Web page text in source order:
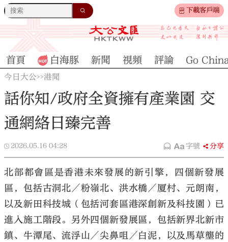
下載客戶端
首頁 白海豚 新聞 視頻 評論 Go
今日大公>>港聞
話你知/政府全資擁有產業園 交
通網絡日臻完善
2026.05.16 04:28 字號 分享
北部都會區是香港未來發展的新引擎，四個新發展
區，包括古洞北／粉嶺北、洪水橋／厦村、元朗南，
以及新田科技城（包括河套區港深創新及科技園）已
進入施工階段。另外四個新發展區，包括新界北新市
鎮、牛潭尾、流浮山／尖鼻咀／白泥，以及馬草壟的